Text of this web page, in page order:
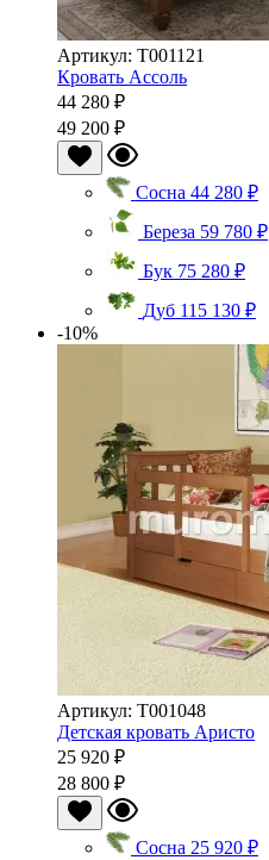
Артикул: Т001121
Кровать Ассоль
44 280 ₽
49 200 ₽
Сосна 44 280 ₽
Береза 59 780 ₽
Бук 75 280 ₽
Дуб 115 130 ₽
-10%
Артикул: Т001048
Детская кровать Аристо
25 920 ₽
28 800 ₽
Сосна 25 920 ₽